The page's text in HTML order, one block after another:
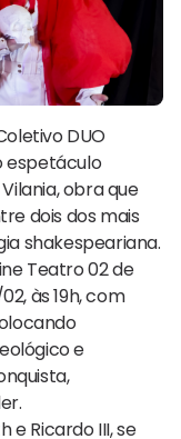
DUO
espetáculo
obra que
dois dos mais
shakespeariana.
Teatro 02 de
às 19h, com
e
e Ricardo III, se